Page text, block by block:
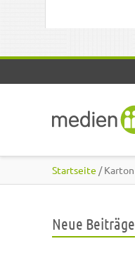
Startseite / Karton
Neue Beiträge